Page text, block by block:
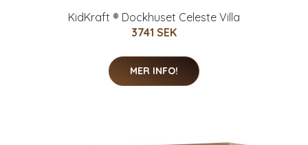
KidKraft ® Dockhuset Celeste Villa
3741 SEK
MER INFO!